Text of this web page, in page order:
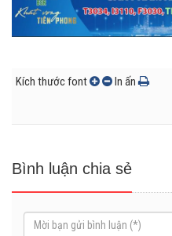
Kích thước font In ấn
Bình luận chia sẻ